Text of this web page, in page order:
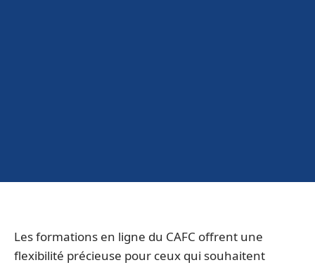
Les formations en ligne du CAFC offrent une
flexibilité précieuse pour ceux qui souhaitent